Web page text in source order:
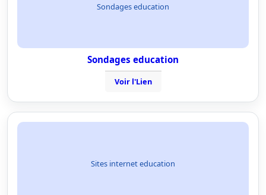
Sondages education
Sondages education
Voir l'Lien
Sites internet education